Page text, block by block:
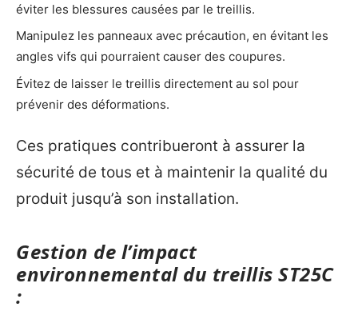
éviter les blessures causées par le treillis.
Manipulez les panneaux avec précaution, en évitant les
angles vifs qui pourraient causer des coupures.
Évitez de laisser le treillis directement au sol pour
prévenir des déformations.
Ces pratiques contribueront à assurer la
sécurité de tous et à maintenir la qualité du
produit jusqu’à son installation.
Gestion de l’impact
environnemental du treillis ST25C
: